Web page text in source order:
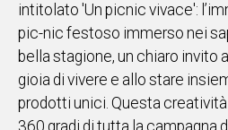
intitolato 'Un picnic vivace':
pic-nic festoso immerso nei
bella stagione, un chiaro invito
gioia di vivere e allo stare
prodotti unici. Questa
360 gradi di tutta la campagna